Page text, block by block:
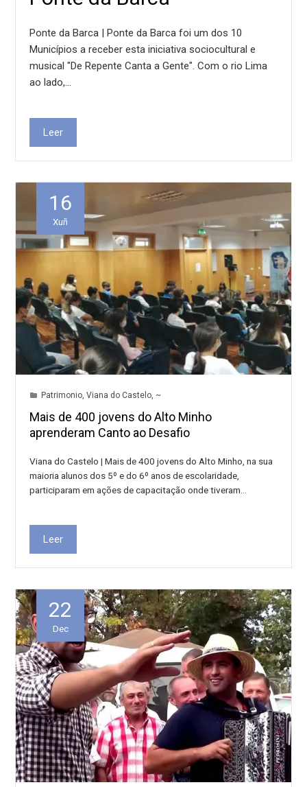
Ponte da Barca | Ponte da Barca foi um dos 10
Municípios a receber esta iniciativa sociocultural e
musical "De Repente Canta a Gente". Com o rio Lima
ao lado,…
Leer
16
Xuñ
Patrimonio,Viana do Castelo, ~
Mais de 400 jovens do Alto Minho
aprenderam Canto ao Desafio
Viana do Castelo | Mais de 400 jovens do Alto Minho, na sua
maioria alunos dos 5º e do 6º anos de escolaridade,
participaram em ações de capacitação onde tiveram…
Leer
22
Dec